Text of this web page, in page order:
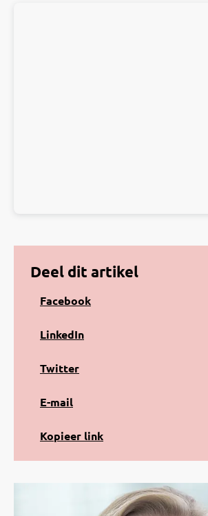
Deel dit artikel
Share
Facebook
Facebook
Share
LinkedIn
LinkedIn
Share
Twitter
Twitter
Share
e-
E-mail
Kopiëren
Kopieer link